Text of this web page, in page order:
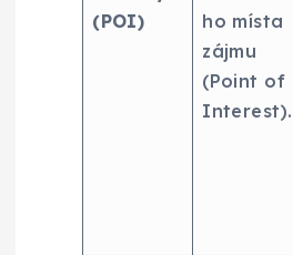
(POI)
ho místa
zájmu
(Point of
Interest).